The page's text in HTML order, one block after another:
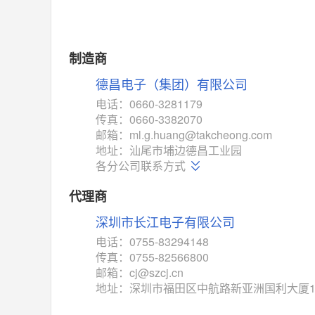
MAX14760
M74HC4852 (意法-ST)
相同功能 相似度 52%
TC4052BF (东芝-Toshiba)
相同功能 相似度 50%
TC4052BFT
ISL54233 (瑞萨-Renesas)
相同功能 相似度 49%
ADG784 (亚德诺-ADI)
制造商
德昌电子（集团）有限公司
电话：0660-3281179
传真：0660-3382070
邮箱：ml.g.huang@takcheong.com
地址：汕尾市埔边德昌工业园
各分公司联系方式
代理商
深圳市长江电子有限公司
电话：0755-83294148
传真：0755-82566800
邮箱：cj@szcj.cn
地址：深圳市福田区中航路新亚洲国利大厦